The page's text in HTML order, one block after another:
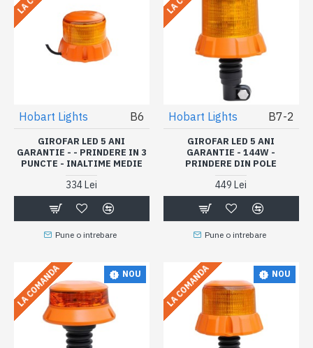
Hobart Lights B6
GIROFAR LED 5 ANI
GARANTIE - - PRINDERE IN 3
PUNCTE - INALTIME MEDIE
334 Lei
Pune o intrebare
Hobart Lights B7-2
GIROFAR LED 5 ANI
GARANTIE - 144W -
PRINDERE DIN POLE
449 Lei
Pune o intrebare
NOU
LA COMANDA NOU
LA COMANDA